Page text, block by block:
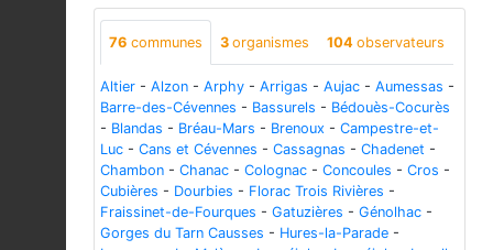
76 communes 3 organismes 104 observateurs
Altier - Alzon - Arphy - Arrigas - Aujac - Aumessas -
Barre-des-Cévennes - Bassurels - Bédouès-Cocurès
- Blandas - Bréau-Mars - Brenoux - Campestre-et-
Luc - Cans et Cévennes - Cassagnas - Chadenet -
Chambon - Chanac - Colognac - Concoules - Cros -
Cubières - Dourbies - Florac Trois Rivières -
Fraissinet-de-Fourques - Gatuzières - Génolhac -
Gorges du Tarn Causses - Hures-la-Parade -